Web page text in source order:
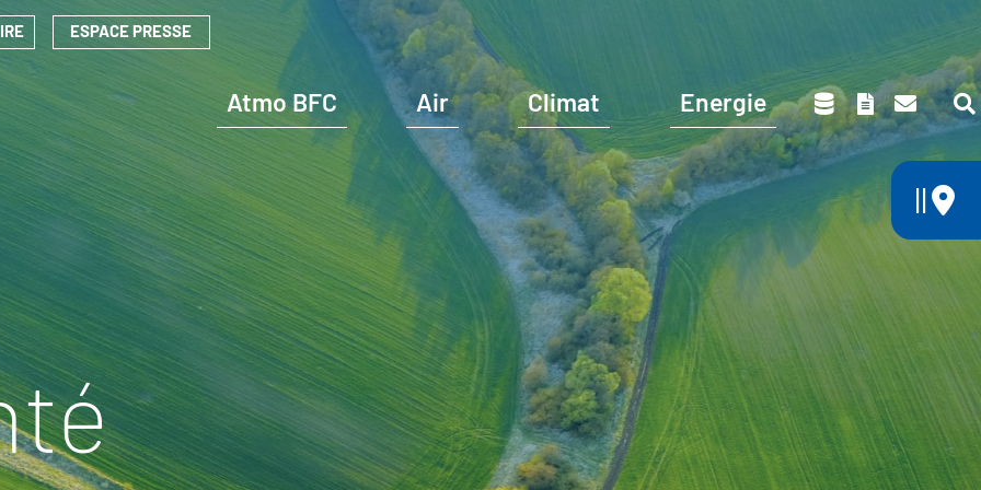
ESPACE PRESSE
Navigation
principale
Atmo BFC Air Climat Energie
||